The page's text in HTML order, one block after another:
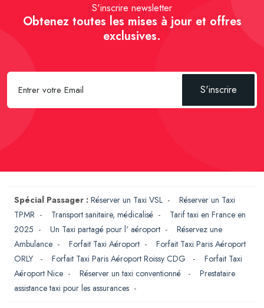
S'inscrire newsletter
Obtenez toutes les mises à jour et offres
exclusives.
S'inscrire
Spécial Passager : Réserver un Taxi VSL - Réserver un Taxi
TPMR - Transport sanitaire, médicalisé - Tarif taxi en France en
2025 - Un Taxi partagé pour l' aéroport - Réservez une
Ambulance - Forfait Taxi Aéroport - Forfait Taxi Paris Aéroport
ORLY
- Forfait Taxi Paris Aéroport Roissy CDG - Forfait Taxi
Aéroport Nice - Réserver un taxi conventionné - Prestataire
assistance taxi pour les assurances -